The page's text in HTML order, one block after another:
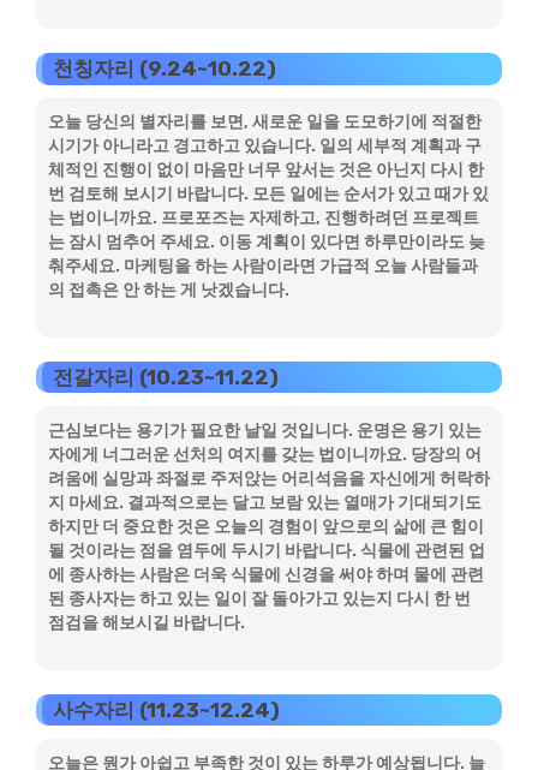
천칭자리 (9.24~10.22)
오늘 당신의 별자리를 보면, 새로운 일을 도모하기에 적절한
시기가 아니라고 경고하고 있습니다. 일의 세부적 계획과 구
체적인 진행이 없이 마음만 너무 앞서는 것은 아닌지 다시 한
번 검토해 보시기 바랍니다. 모든 일에는 순서가 있고 때가 있
는 법이니까요. 프로포즈는 자제하고, 진행하려던 프로젝트
는 잠시 멈추어 주세요. 이동 계획이 있다면 하루만이라도 늦
춰주세요. 마케팅을 하는 사람이라면 가급적 오늘 사람들과
의 접촉은 안 하는 게 낫겠습니다.
전갈자리 (10.23~11.22)
근심보다는 용기가 필요한 날일 것입니다. 운명은 용기 있는
자에게 너그러운 선처의 여지를 갖는 법이니까요. 당장의 어
려움에 실망과 좌절로 주저앉는 어리석음을 자신에게 허락하
지 마세요. 결과적으로는 달고 보람 있는 열매가 기대되기도
하지만 더 중요한 것은 오늘의 경험이 앞으로의 삶에 큰 힘이
될 것이라는 점을 염두에 두시기 바랍니다. 식물에 관련된 업
에 종사하는 사람은 더욱 식물에 신경을 써야 하며 물에 관련
된 종사자는 하고 있는 일이 잘 돌아가고 있는지 다시 한 번
점검을 해보시길 바랍니다.
사수자리 (11.23~12.24)
오늘은 뭔가 아쉽고 부족한 것이 있는 하루가 예상됩니다. 늘